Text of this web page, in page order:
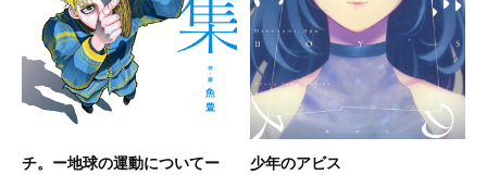
チ。ー地球の運動についてー 少年のアビス